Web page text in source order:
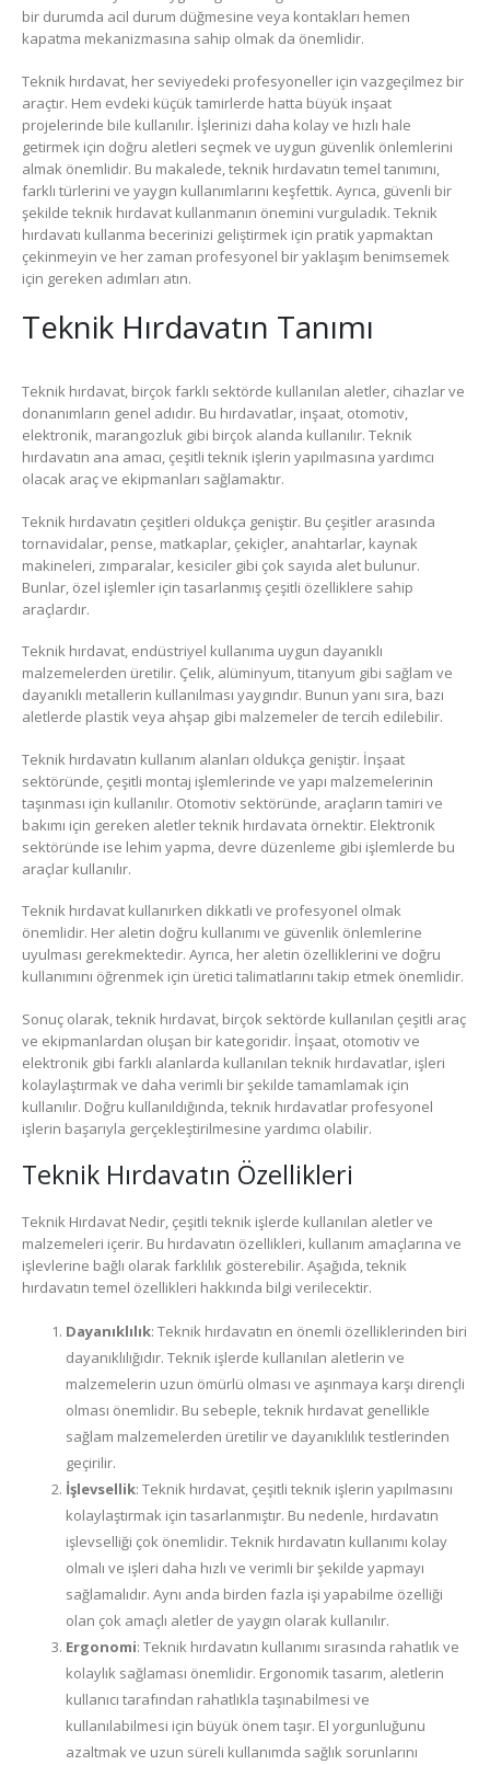
bir durumda acil durum düğmesine veya kontakları hemen
kapatma mekanizmasına sahip olmak da önemlidir.
Teknik hırdavat, her seviyedeki profesyoneller için vazgeçilmez bir
araçtır. Hem evdeki küçük tamirlerde hatta büyük inşaat
projelerinde bile kullanılır. İşlerinizi daha kolay ve hızlı hale
getirmek için doğru aletleri seçmek ve uygun güvenlik önlemlerini
almak önemlidir. Bu makalede, teknik hırdavatın temel tanımını,
farklı türlerini ve yaygın kullanımlarını keşfettik. Ayrıca, güvenli bir
şekilde teknik hırdavat kullanmanın önemini vurguladık. Teknik
hırdavatı kullanma becerinizi geliştirmek için pratik yapmaktan
çekinmeyin ve her zaman profesyonel bir yaklaşım benimsemek
için gereken adımları atın.
Teknik Hırdavatın Tanımı
Teknik hırdavat, birçok farklı sektörde kullanılan aletler, cihazlar ve
donanımların genel adıdır. Bu hırdavatlar, inşaat, otomotiv,
elektronik, marangozluk gibi birçok alanda kullanılır. Teknik
hırdavatın ana amacı, çeşitli teknik işlerin yapılmasına yardımcı
olacak araç ve ekipmanları sağlamaktır.
Teknik hırdavatın çeşitleri oldukça geniştir. Bu çeşitler arasında
tornavidalar, pense, matkaplar, çekiçler, anahtarlar, kaynak
makineleri, zımparalar, kesiciler gibi çok sayıda alet bulunur.
Bunlar, özel işlemler için tasarlanmış çeşitli özelliklere sahip
araçlardır.
Teknik hırdavat, endüstriyel kullanıma uygun dayanıklı
malzemelerden üretilir. Çelik, alüminyum, titanyum gibi sağlam ve
dayanıklı metallerin kullanılması yaygındır. Bunun yanı sıra, bazı
aletlerde plastik veya ahşap gibi malzemeler de tercih edilebilir.
Teknik hırdavatın kullanım alanları oldukça geniştir. İnşaat
sektöründe, çeşitli montaj işlemlerinde ve yapı malzemelerinin
taşınması için kullanılır. Otomotiv sektöründe, araçların tamiri ve
bakımı için gereken aletler teknik hırdavata örnektir. Elektronik
sektöründe ise lehim yapma, devre düzenleme gibi işlemlerde bu
araçlar kullanılır.
Teknik hırdavat kullanırken dikkatli ve profesyonel olmak
önemlidir. Her aletin doğru kullanımı ve güvenlik önlemlerine
uyulması gerekmektedir. Ayrıca, her aletin özelliklerini ve doğru
kullanımını öğrenmek için üretici talimatlarını takip etmek önemlidir.
Sonuç olarak, teknik hırdavat, birçok sektörde kullanılan çeşitli araç
ve ekipmanlardan oluşan bir kategoridir. İnşaat, otomotiv ve
elektronik gibi farklı alanlarda kullanılan teknik hırdavatlar, işleri
kolaylaştırmak ve daha verimli bir şekilde tamamlamak için
kullanılır. Doğru kullanıldığında, teknik hırdavatlar profesyonel
işlerin başarıyla gerçekleştirilmesine yardımcı olabilir.
Teknik Hırdavatın Özellikleri
Teknik Hırdavat Nedir, çeşitli teknik işlerde kullanılan aletler ve
malzemeleri içerir. Bu hırdavatın özellikleri, kullanım amaçlarına ve
işlevlerine bağlı olarak farklılık gösterebilir. Aşağıda, teknik
hırdavatın temel özellikleri hakkında bilgi verilecektir.
Dayanıklılık: Teknik hırdavatın en önemli özelliklerinden biri
dayanıklılığıdır. Teknik işlerde kullanılan aletlerin ve
malzemelerin uzun ömürlü olması ve aşınmaya karşı dirençli
olması önemlidir. Bu sebeple, teknik hırdavat genellikle
sağlam malzemelerden üretilir ve dayanıklılık testlerinden
geçirilir.
İşlevsellik: Teknik hırdavat, çeşitli teknik işlerin yapılmasını
kolaylaştırmak için tasarlanmıştır. Bu nedenle, hırdavatın
işlevselliği çok önemlidir. Teknik hırdavatın kullanımı kolay
olmalı ve işleri daha hızlı ve verimli bir şekilde yapmayı
sağlamalıdır. Aynı anda birden fazla işi yapabilme özelliği
olan çok amaçlı aletler de yaygın olarak kullanılır.
Ergonomi: Teknik hırdavatın kullanımı sırasında rahatlık ve
kolaylık sağlaması önemlidir. Ergonomik tasarım, aletlerin
kullanıcı tarafından rahatlıkla taşınabilmesi ve
kullanılabilmesi için büyük önem taşır. El yorgunluğunu
azaltmak ve uzun süreli kullanımda sağlık sorunlarını